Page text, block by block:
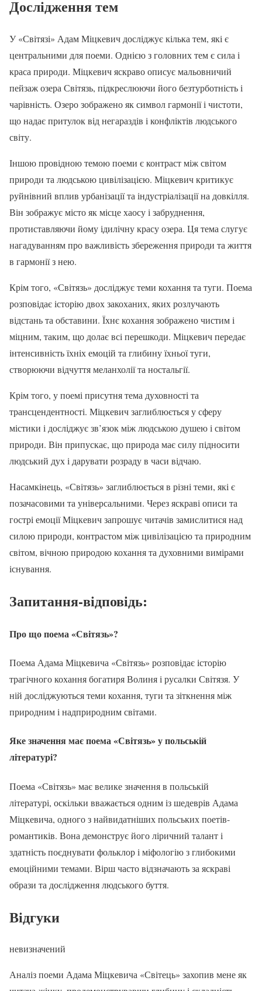
Дослідження тем
У «Світязі» Адам Міцкевич досліджує кілька тем, які є
центральними для поеми. Однією з головних тем є сила і
краса природи. Міцкевич яскраво описує мальовничий
пейзаж озера Світязь, підкреслюючи його безтурботність і
чарівність. Озеро зображено як символ гармонії і чистоти,
що надає притулок від негараздів і конфліктів людського
світу.
Іншою провідною темою поеми є контраст між світом
природи та людською цивілізацією. Міцкевич критикує
руйнівний вплив урбанізації та індустріалізації на довкілля.
Він зображує місто як місце хаосу і забруднення,
протиставляючи йому ідилічну красу озера. Ця тема слугує
нагадуванням про важливість збереження природи та життя
в гармонії з нею.
Крім того, «Світязь» досліджує теми кохання та туги. Поема
розповідає історію двох закоханих, яких розлучають
відстань та обставини. Їхнє кохання зображено чистим і
міцним, таким, що долає всі перешкоди. Міцкевич передає
інтенсивність їхніх емоцій та глибину їхньої туги,
створюючи відчуття меланхолії та ностальгії.
Крім того, у поемі присутня тема духовності та
трансцендентності. Міцкевич заглиблюється у сферу
містики і досліджує зв’язок між людською душею і світом
природи. Він припускає, що природа має силу підносити
людський дух і дарувати розраду в часи відчаю.
Насамкінець, «Світязь» заглиблюється в різні теми, які є
позачасовими та універсальними. Через яскраві описи та
гострі емоції Міцкевич запрошує читачів замислитися над
силою природи, контрастом між цивілізацією та природним
світом, вічною природою кохання та духовними вимірами
існування.
Запитання-відповідь:
Про що поема «Світязь»?
Поема Адама Міцкевича «Світязь» розповідає історію
трагічного кохання богатиря Волиня і русалки Світязя. У
ній досліджуються теми кохання, туги та зіткнення між
природним і надприродним світами.
Яке значення має поема «Світязь» у польській
літературі?
Поема «Світязь» має велике значення в польській
літературі, оскільки вважається одним із шедеврів Адама
Міцкевича, одного з найвидатніших польських поетів-
романтиків. Вона демонструє його ліричний талант і
здатність поєднувати фольклор і міфологію з глибокими
емоційними темами. Вірш часто відзначають за яскраві
образи та дослідження людського буття.
Відгуки
невизначений
Аналіз поеми Адама Міцкевича «Світець» захопив мене як